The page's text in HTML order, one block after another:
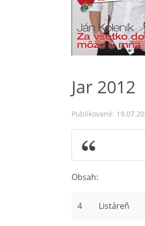
Jar 2012
Publikované:
Obsah:
4 Listáreň